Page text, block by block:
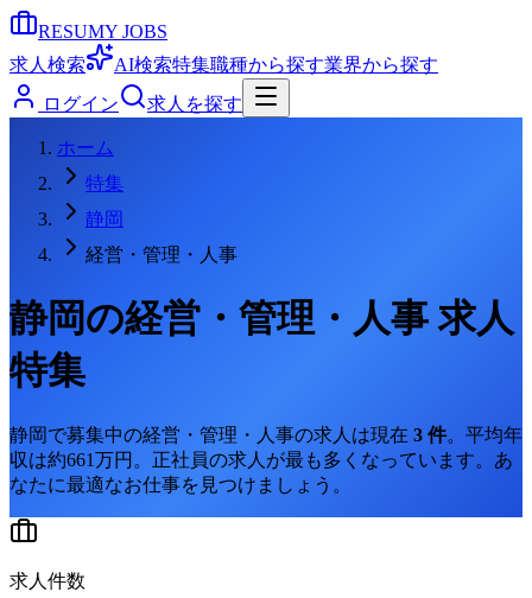
RESUMY JOBS
求人検索
AI検索特集職種から探す業界から探す
ログイン
求人を探す
ホーム
特集
静岡
経営・管理・人事
静岡の経営・管理・人事求人
特集
静岡で募集中の経営・管理・人事の求人は現在 3 件。 平均年
収は約661万円。 正社員の求人が最も多くなっています。 あ
なたに最適なお仕事を見つけましょう。
求人件数